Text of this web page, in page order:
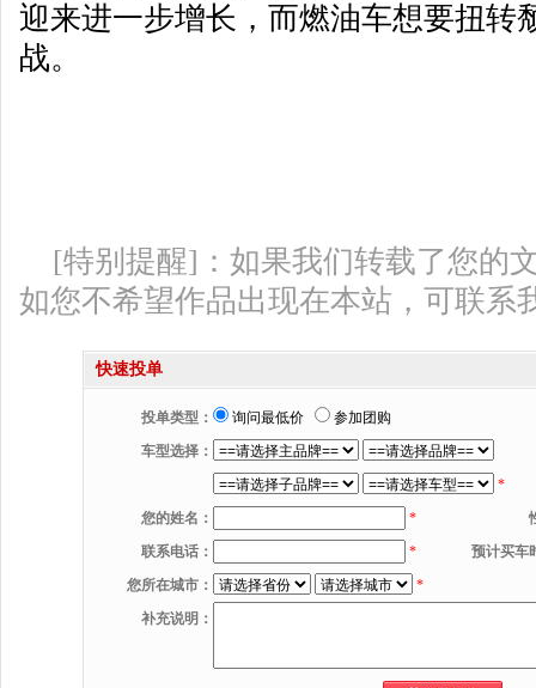
迎来进一步增长，而燃油车想要扭转
战。
[特别提醒]：如果我们转载了您的
如您不希望作品出现在本站，可联系
快速投单
投单类型： 询问最低价
参加团购
车型选择：
*
您的姓名：
*
联系电话：
*
预计买车
您所在城市：
*
补充说明：